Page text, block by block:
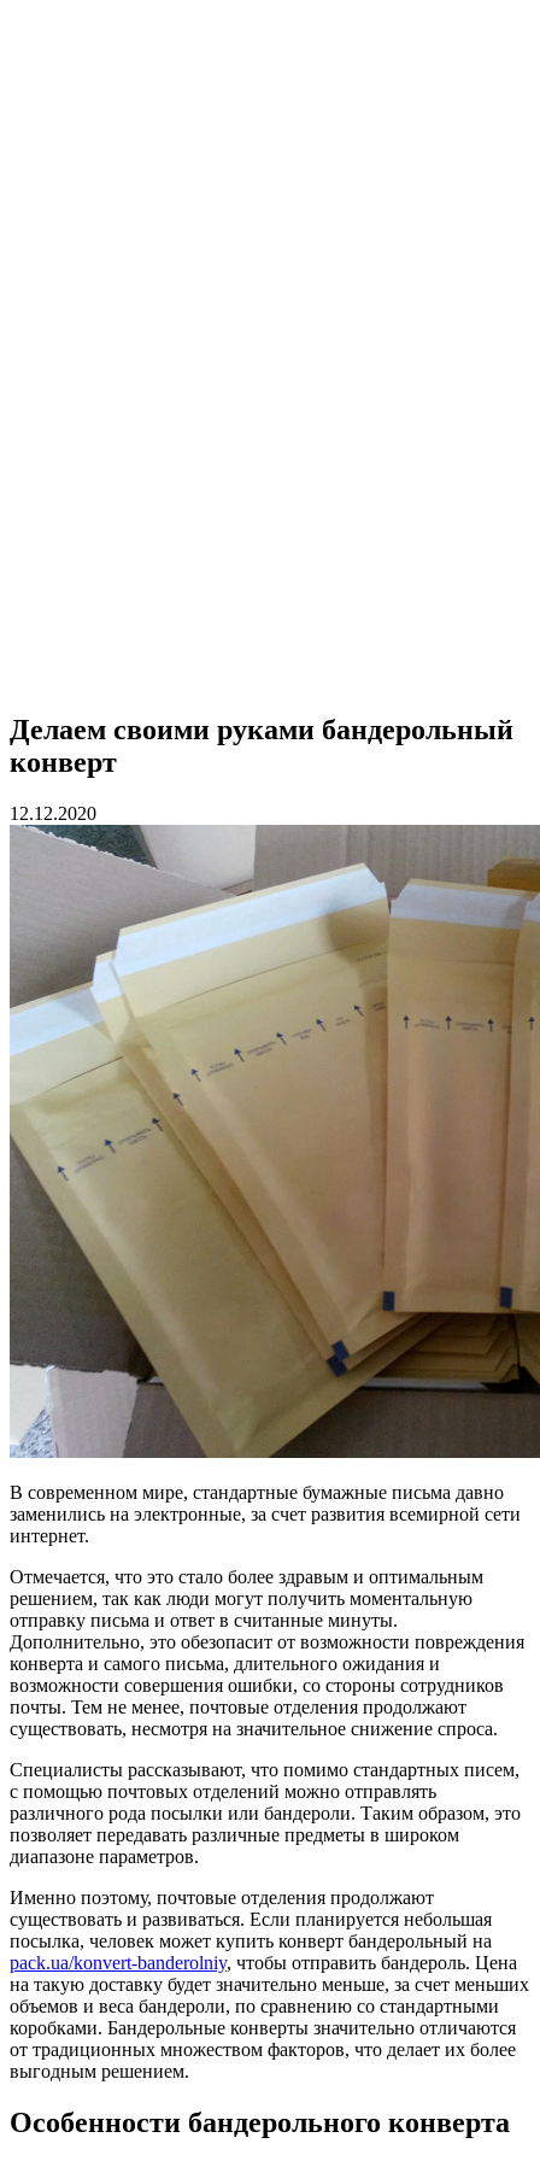
Делаем своими руками бандерольный
конверт
12.12.2020
В современном мире, стандартные бумажные письма давно
заменились на электронные, за счет развития всемирной сети
интернет.
Отмечается, что это стало более здравым и оптимальным
решением, так как люди могут получить моментальную
отправку письма и ответ в считанные минуты.
Дополнительно, это обезопасит от возможности повреждения
конверта и самого письма, длительного ожидания и
возможности совершения ошибки, со стороны сотрудников
почты. Тем не менее, почтовые отделения продолжают
существовать, несмотря на значительное снижение спроса.
Специалисты рассказывают, что помимо стандартных писем,
с помощью почтовых отделений можно отправлять
различного рода посылки или бандероли. Таким образом, это
позволяет передавать различные предметы в широком
диапазоне параметров.
Именно поэтому, почтовые отделения продолжают
существовать и развиваться. Если планируется небольшая
посылка, человек может купить конверт бандерольный на
pack.ua/konvert-banderolniy, чтобы отправить бандероль. Цена
на такую доставку будет значительно меньше, за счет меньших
объемов и веса бандероли, по сравнению со стандартными
коробками. Бандерольные конверты значительно отличаются
от традиционных множеством факторов, что делает их более
выгодным решением.
Особенности бандерольного конверта